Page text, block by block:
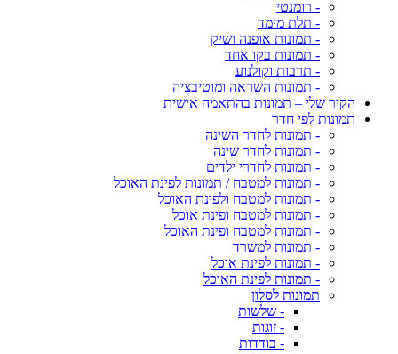
- רומנטי
- תלת מימד
- תמונות אופנה ושיק
- תמונות בקו אחד
- תרבות וקולנוע
- תמונות השראה ומוטיבציה
הקיר שלי – תמונות בהתאמה אישית
תמונות לפי חדר
- תמונות לחדר השינה
- תמונות לחדר שינה
- תמונות לחדרי ילדים
- תמונות למטבח / תמונות לפינת האוכל
- תמונות למטבח ולפינת האוכל
- תמונות למטבח ופינת אוכל
- תמונות למטבח ופינת האוכל
- תמונות למשרד
- תמונות לפינת אוכל
- תמונות לפינת האוכל
תמונות לסלון
- שלשות
- זוגות
- בודדות